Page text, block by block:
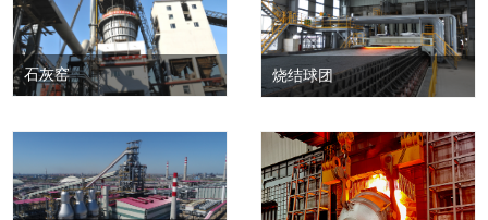
石灰窑 烧结球团